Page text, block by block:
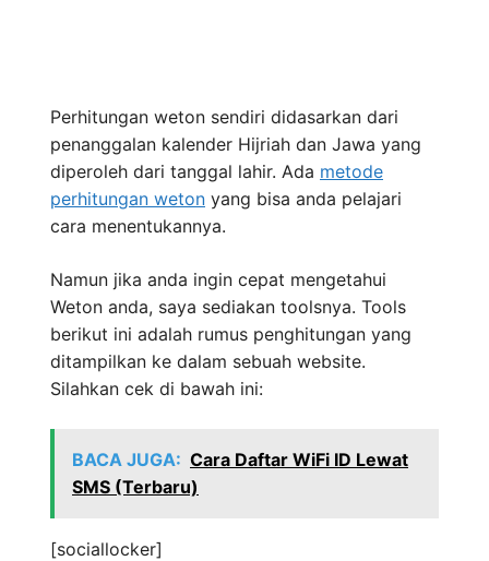
Perhitungan weton sendiri didasarkan dari
penanggalan kalender Hijriah dan Jawa yang
diperoleh dari tanggal lahir. Ada metode
perhitungan weton yang bisa anda pelajari
cara menentukannya.
Namun jika anda ingin cepat mengetahui
Weton anda, saya sediakan toolsnya. Tools
berikut ini adalah rumus penghitungan yang
ditampilkan ke dalam sebuah website.
Silahkan cek di bawah ini:
BACA JUGA: Cara Daftar WiFi ID Lewat
SMS (Terbaru)
[sociallocker]